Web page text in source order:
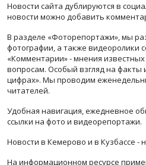
Новости сайта дублируются в
новости можно добавить
В разделе «Фоторепортажи», мы
фотографии, а также видеоролики
«Комментарии» - мнения
вопросам. Особый взгляд на факты
цифрах». Мы проводим
читателей.
Удобная навигация, ежедневное
ссылки на фото и видеорепортажи.
Новости в Кемерово и в Кузбассе -
На информационном ресурсе